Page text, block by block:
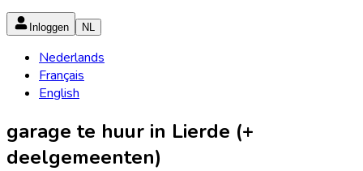
Inloggen NL
Nederlands
Français
English
garage te huur in Lierde (+
deelgemeenten)